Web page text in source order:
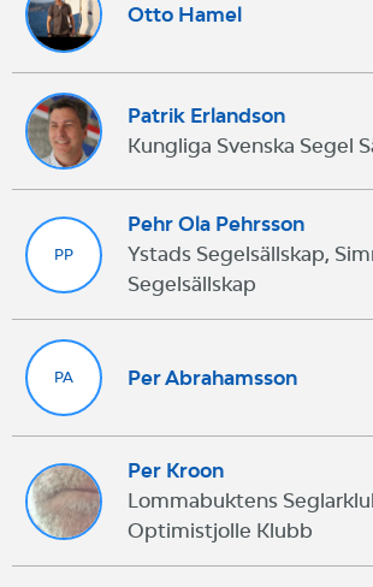
Otto Hamel
Patrik Erlandson
Kungliga Svenska Segel
PP
Pehr Ola Pehrsson
Ystads Segelsällskap,
Segelsällskap
PA Per Abrahamsson
Per Kroon
Lommabuktens
Optimistjolle Klubb